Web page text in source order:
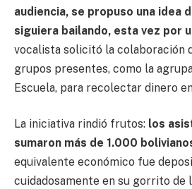
audiencia, se propuso una idea
siguiera bailando, esta vez por
vocalista solicitó la colaboración
grupos presentes, como la
Escuela, para recolectar dinero
La iniciativa rindió frutos: los
sumaron más de 1.000
equivalente económico fue
cuidadosamente en su gorrito de